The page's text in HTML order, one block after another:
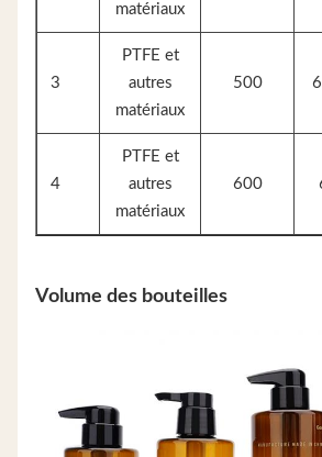
matériaux
3
PTFE et
autres
matériaux
500
4
PTFE et
autres
matériaux
600
Volume des bouteilles